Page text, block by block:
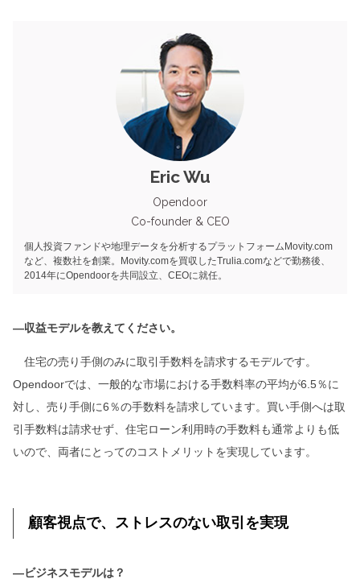
Eric Wu
Opendoor
Co-founder & CEO
個人投資ファンドや地理データを分析するプラットフォームMovity.com
など、複数社を創業。Movity.comを買収したTrulia.comなどで勤務後、
2014年にOpendoorを共同設立、CEOに就任。
―収益モデルを教えてください。
住宅の売り手側のみに取引手数料を請求するモデルです。
Opendoorでは、一般的な市場における手数料率の平均が6.5％に
対し、売り手側に6％の手数料を請求しています。買い手側へは取
引手数料は請求せず、住宅ローン利用時の手数料も通常よりも低
いので、両者にとってのコストメリットを実現しています。
顧客視点で、ストレスのない取引を実現
―ビジネスモデルは？